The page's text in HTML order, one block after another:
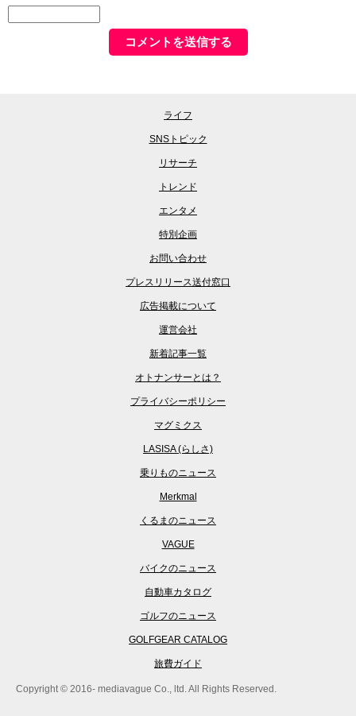
ライフ
SNSトピック
リサーチ
トレンド
エンタメ
特別企画
お問い合わせ
プレスリリース送付窓口
広告掲載について
運営会社
新着記事一覧
オトナンサーとは？
プライバシーポリシー
マグミクス
LASISA (らしさ)
乗りものニュース
Merkmal
くるまのニュース
VAGUE
バイクのニュース
自動車カタログ
ゴルフのニュース
GOLFGEAR CATALOG
旅費ガイド
Copyright © 2016- mediavague Co., ltd. All Rights Reserved.